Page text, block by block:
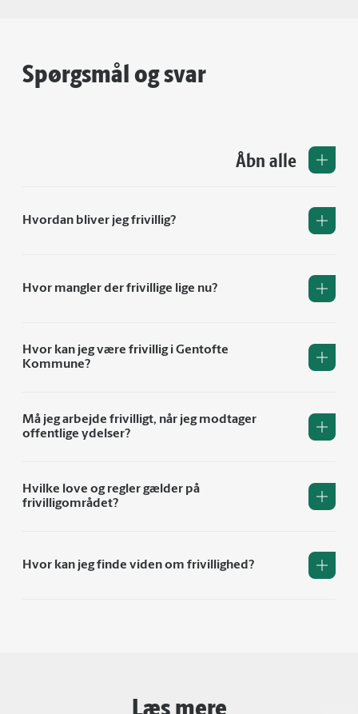
Spørgsmål og svar
Åbn alle
Hvordan bliver jeg frivillig?
Hvor mangler der frivillige lige nu?
Hvor kan jeg være frivillig i Gentofte
Kommune?
Må jeg arbejde frivilligt, når jeg modtager
offentlige ydelser?
Hvilke love og regler gælder på
frivilligområdet?
Hvor kan jeg finde viden om frivillighed?